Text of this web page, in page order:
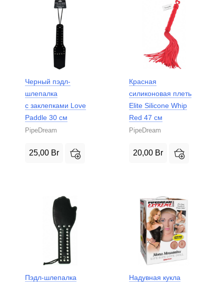
Черный пэдл-
шлепалка
с заклепками Love
Paddle 30 см
PipeDream
25,00 Br
Красная
силиконовая плеть
Elite Silicone Whip
Red 47 см
PipeDream
20,00 Br
Пэдл-шлепалка
Надувная кукла